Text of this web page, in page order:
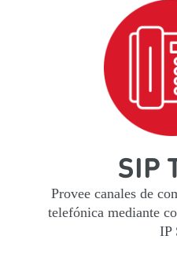
SIP
Provee canales de
telefónica mediante
IP